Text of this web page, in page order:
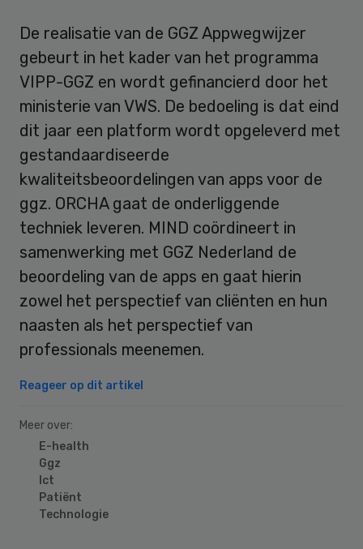
De realisatie van de GGZ Appwegwijzer
gebeurt in het kader van het programma
VIPP-GGZ en wordt gefinancierd door het
ministerie van VWS. De bedoeling is dat eind
dit jaar een platform wordt opgeleverd met
gestandaardiseerde
kwaliteitsbeoordelingen van apps voor de
ggz. ORCHA gaat de onderliggende
techniek leveren. MIND coördineert in
samenwerking met GGZ Nederland de
beoordeling van de apps en gaat hierin
zowel het perspectief van cliënten en hun
naasten als het perspectief van
professionals meenemen.
Reageer op dit artikel
Meer over:
E-health
Ggz
Ict
Patiënt
Technologie